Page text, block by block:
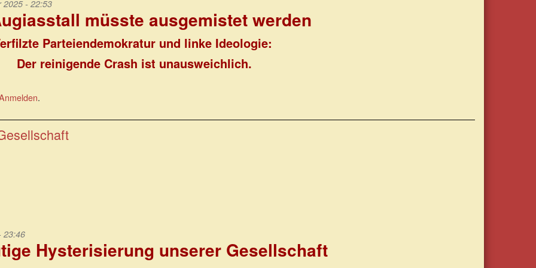
- 22:53
müsste ausgemistet werden
Parteiendemokratur und linke Ideologie:
Der reinigende Crash ist unausweichlich.
.
23:46
Hysterisierung unserer Gesellschaft